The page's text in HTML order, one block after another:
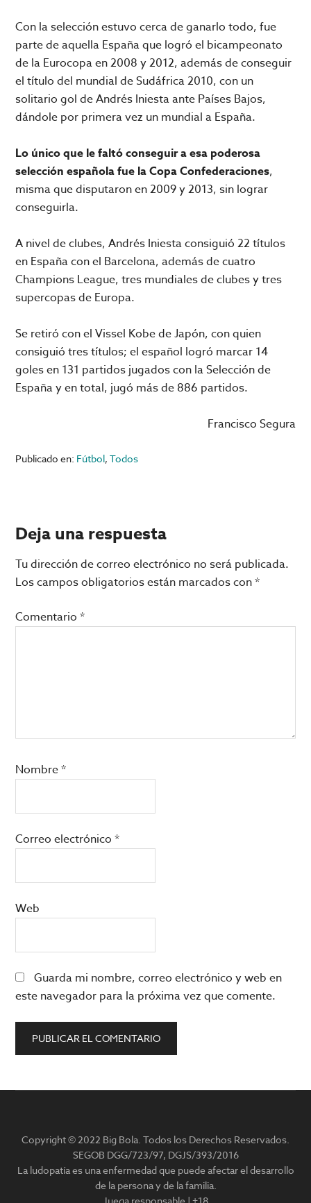
Con la selección estuvo cerca de ganarlo todo, fue
parte de aquella España que logró el bicampeonato
de la Eurocopa en 2008 y 2012, además de conseguir
el título del mundial de Sudáfrica 2010, con un
solitario gol de Andrés Iniesta ante Países Bajos,
dándole por primera vez un mundial a España.
Lo único que le faltó conseguir a esa poderosa
selección española fue la Copa Confederaciones,
misma que disputaron en 2009 y 2013, sin lograr
conseguirla.
A nivel de clubes, Andrés Iniesta consiguió 22 títulos
en España con el Barcelona, además de cuatro
Champions League, tres mundiales de clubes y tres
supercopas de Europa.
Se retiró con el Vissel Kobe de Japón, con quien
consiguió tres títulos; el español logró marcar 14
goles en 131 partidos jugados con la Selección de
España y en total, jugó más de 886 partidos.
Francisco Segura
Publicado en: Fútbol,Todos
Interacciones
con
los
lectores
Deja una respuesta
Tu dirección de correo electrónico no será publicada.
Los campos obligatorios están marcados con*
Comentario*
Nombre*
Correo electrónico*
Web
Guarda mi nombre, correo electrónico y web en
este navegador para la próxima vez que comente.
principal
Copyright © 2022 Big Bola. Todos los Derechos Reservados.
SEGOB DGG/723/97, DGJS/393/2016
La ludopatía es una enfermedad que puede afectar el desarrollo
de la persona y de la familia.